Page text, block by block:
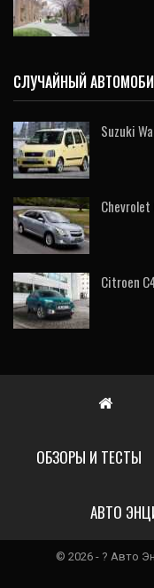
СЛУЧАЙНЫЙ
Suzuki
Citroen
ОБЗОРЫ И ТЕСТЫ
АВТО
© 2026 - ? Авто